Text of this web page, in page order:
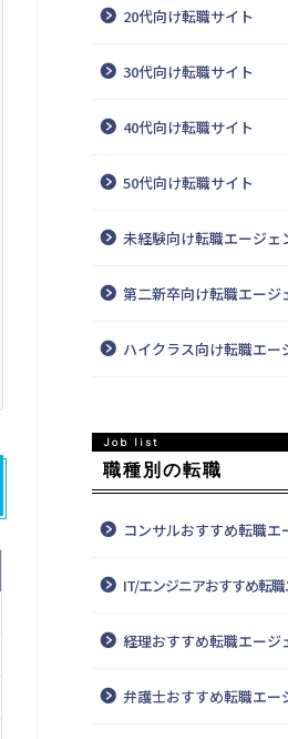
20代向け転職サイト
30代向け転職サイト
40代向け転職サイト
50代向け転職サイト
未経験向け転職エージェ
第二新卒向け転職エージ
ハイクラス向け転職エー
職種別の転職
コンサルおすすめ転職エ
IT/エンジニアおすすめ転
経理おすすめ転職エージ
弁護士おすすめ転職エー